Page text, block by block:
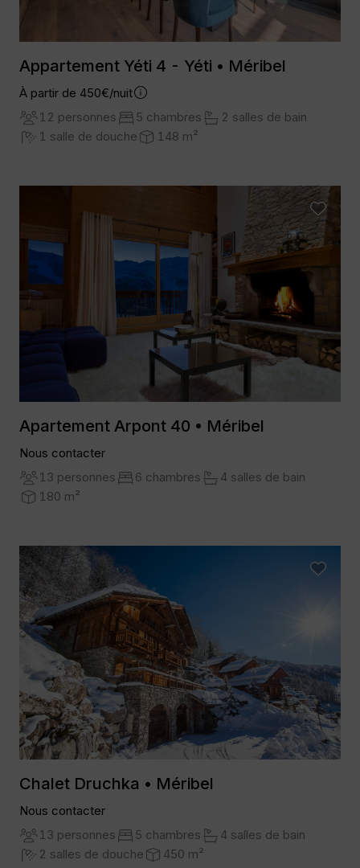
Appartement Yéti 4 - Yéti • Méribel
À partir de 450€/nuit
12 personnes
5 chambres
2 salles de bain
1 salle de douche
148 m²
Apartement Arpont 40 • Méribel
Nous contacter
13 personnes
6 chambres
4 salles de bain
180 m²
Chalet Druchka • Méribel
Nous contacter
13 personnes
5 chambres
4 salles de bain
2 salles de douche
450 m²